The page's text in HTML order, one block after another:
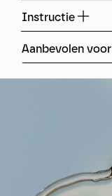
Instructie
Aanbevolen voor